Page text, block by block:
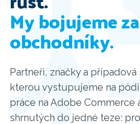
My bojujeme za
obchodníky.
Partneři, značky a
kterou vystupujeme na
práce na Adobe Commerce
shrnutých do jedné teze: